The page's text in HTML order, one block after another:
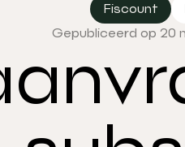
Fiscount
Gepubliceerd op 20